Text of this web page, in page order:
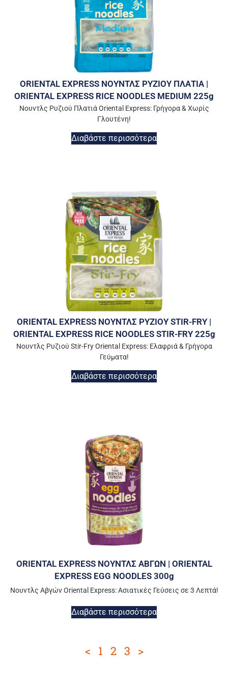
ORIENTAL EXPRESS ΝΟΥΝΤΛΣ ΡΥΖΙΟΥ ΠΛΑΤΙΑ |
ORIENTAL EXPRESS RICE NOODLES MEDIUM 225g
Νουντλς Ρυζιού Πλατιά Oriental Express: Γρήγορα & Χωρίς
Γλουτένη!
Διαβάστε περισσότερα
ORIENTAL EXPRESS ΝΟΥΝΤΛΣ ΡΥΖΙΟΥ STIR-FRY |
ORIENTAL EXPRESS RICE NOODLES STIR-FRY 225g
Νουντλς Ρυζιού Stir-Fry Oriental Express: Ελαφριά & Γρήγορα
Γεύματα!
Διαβάστε περισσότερα
ORIENTAL EXPRESS ΝΟΥΝΤΛΣ ΑΒΓΩΝ | ORIENTAL
EXPRESS EGG NOODLES 300g
Νουντλς Αβγών Oriental Express: Ασιατικές Γεύσεις σε 3 Λεπτά!
Διαβάστε περισσότερα
< 1 2 3 >